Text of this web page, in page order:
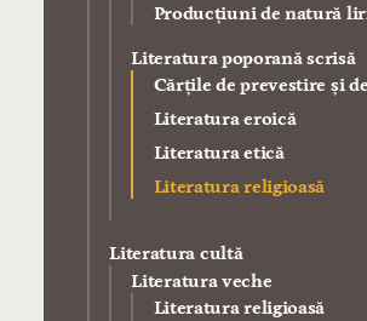
Producţiuni de natură
Literatura poporană scrisă
Cărţile de prevestire şi
Literatura eroică
Literatura etică
Literatura religioasă
Literatura cultă
Literatura veche
Literatura religioasă